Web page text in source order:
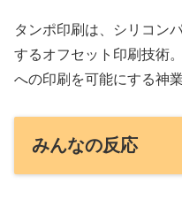
タンポ印刷は、シリコン
するオフセット印刷技術
への印刷を可能にする神
みんなの反応